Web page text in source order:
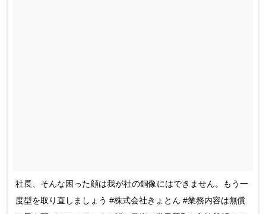
社長、そんな困った顔は我が社の銅像にはできません。もう一
度型を取り直しましょう #株式会社きょとん #業務内容は無償